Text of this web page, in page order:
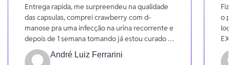
Entrega rapida, me surpreendeu na qualidade
das capsulas, comprei crawberry com d-
manose pra uma infecção na urina recorrente e
depois de 1 semana tomando já estou curado e
sentindo uma melhora significativa na funções.
Gratidão
André Luiz Ferrarini
o